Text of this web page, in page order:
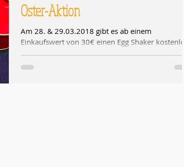
Oster-Aktion
Am 28. & 29.03.2018 gibt es ab einem
Einkaufswert von 30€ einen Egg Shaker kostenlos
ein...